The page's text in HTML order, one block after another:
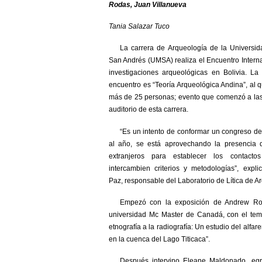
Rodas, Juan Villanueva
Tania Salazar Tuco
La carrera de Arqueología de la
San Andrés (UMSA) realiza el Encuentro
investigaciones arqueológicas en Bolivia. La
encuentro es “Teoría Arqueológica Andina”, al
más de 25 personas; evento que comenzó a
auditorio de esta carrera.
“Es un intento de conformar un congreso
al año, se está aprovechando la presencia
extranjeros para establecer los
intercambien criterios y metodologías”,
Paz, responsable del Laboratorio de Lítica de
Empezó con la exposición de Andrew
universidad Mc Master de Canadá, con el
etnografía a la radiografía: Un estudio del
en la cuenca del Lago Titicaca”.